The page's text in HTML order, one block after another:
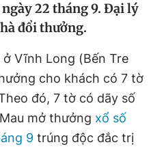
Magazine
Bạn cần biết
Liên hệ quảng cáo
22 tháng 9. Đại lý
đổi thưởng.
Vĩnh Long (Bến Tre
cho khách có 7 tờ
đó, 7 tờ có dãy số
mở thưởng xổ số
9 trúng độc đắc trị